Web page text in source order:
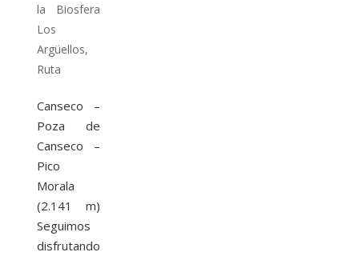
la Biosfera
Los
Argüellos,
Ruta
Canseco –
Poza de
Canseco –
Pico
Morala
(2.141 m)
Seguimos
disfrutando